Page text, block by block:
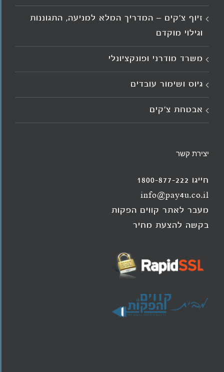
זיוף צ'קים – המדריך המלא למניעה, התגוננות
וגילוי מוקדם
משרד מודרני ופונקציונלי
גיוס ושימור עובדים
אבטחת צ'קים
יצירת קשר
חייגו 1800-877-222
info@pay4u.co.il
מעבר לאתר קווים הפקות
בקשה להצעת מחיר